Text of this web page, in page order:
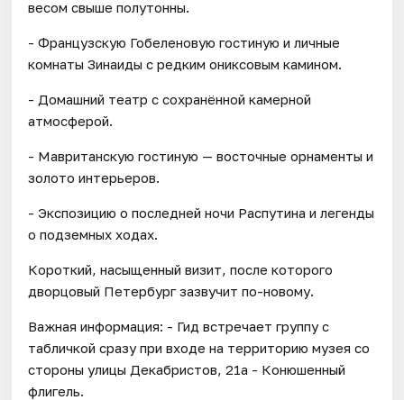
весом свыше полутонны.
- Французскую Гобеленовую гостиную и личные
комнаты Зинаиды с редким ониксовым камином.
- Домашний театр с сохранённой камерной
атмосферой.
- Мавританскую гостиную — восточные орнаменты и
золото интерьеров.
- Экспозицию о последней ночи Распутина и легенды
о подземных ходах.
Короткий, насыщенный визит, после которого
дворцовый Петербург зазвучит по-новому.
Важная информация: - Гид встречает группу с
табличкой сразу при входе на территорию музея со
стороны улицы Декабристов, 21а - Конюшенный
флигель.